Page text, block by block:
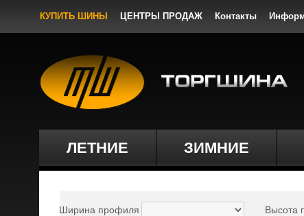
КУПИТЬ ШИНЫ ЦЕНТРЫ ПРОДАЖ Контакты
ЛЕТНИЕ ЗИМНИЕ
Ширина профиля Высота